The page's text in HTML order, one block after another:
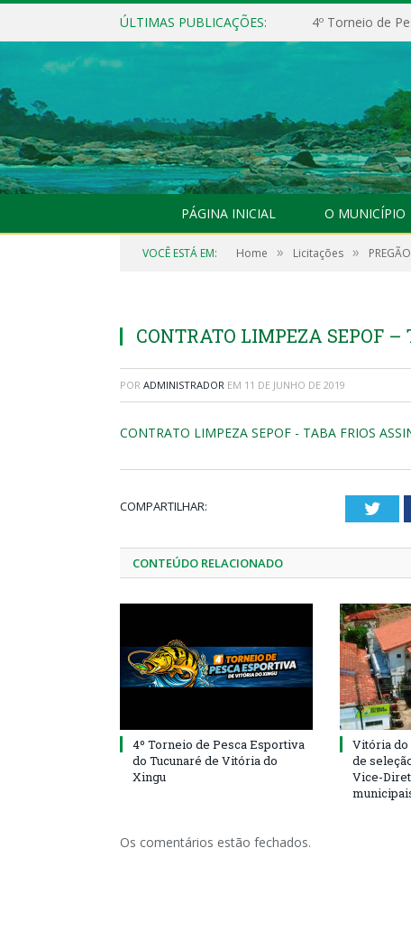
ÚLTIMAS PUBLICAÇÕES: 4º Torneio de
PÁGINA INICIAL O MUNICÍPIO
VOCÊ ESTÁ EM: Home » Licitações »
CONTRATO LIMPEZA SEPOF
POR ADMINISTRADOR EM 11 DE JUNHO DE 2019
CONTRATO LIMPEZA SEPOF - TABA FRIOS
COMPARTILHAR:
CONTEÚDO RELACIONADO
4º Torneio de Pesca Esportiva
do Tucunaré de Vitória do
Xingu
Vitória do
de
Vice-
Os comentários estão fechados.